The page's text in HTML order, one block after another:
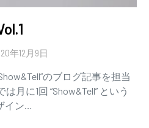
年12月9日
のブログ記事を担当
月に1回 “Show&Tell” という
イン…